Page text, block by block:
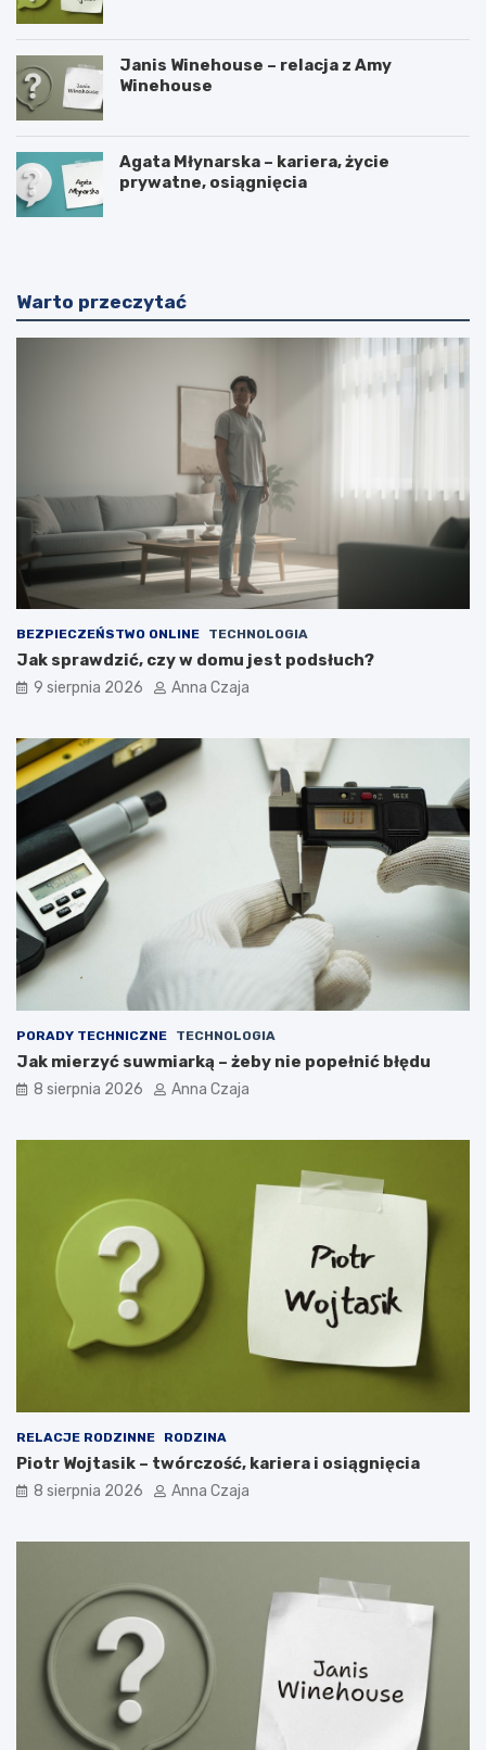
Janis Winehouse – relacja z Amy
Winehouse
Agata Młynarska – kariera, życie
prywatne, osiągnięcia
Warto przeczytać
BEZPIECZEŃSTWO ONLINE TECHNOLOGIA
Jak sprawdzić, czy w domu jest podsłuch?
9 sierpnia 2026 Anna Czaja
PORADY TECHNICZNE TECHNOLOGIA
Jak mierzyć suwmiarką – żeby nie popełnić błędu
8 sierpnia 2026 Anna Czaja
RELACJE RODZINNE RODZINA
Piotr Wojtasik – twórczość, kariera i osiągnięcia
8 sierpnia 2026 Anna Czaja